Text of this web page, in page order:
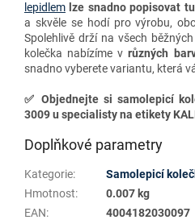
lepidlem lze snadnopopisovat
a skvěle se hodí pro výrobu,
Spolehlivě drží na všech
kolečka nabízíme vrůzných
snadno vyberete variantu, která
✅ Objednejte si samolepicí
3009 u specialisty na etikety
Doplňkové parametry
Kategorie:
Samolepicí
Hmotnost:
0.007 kg
EAN:
4004182030097